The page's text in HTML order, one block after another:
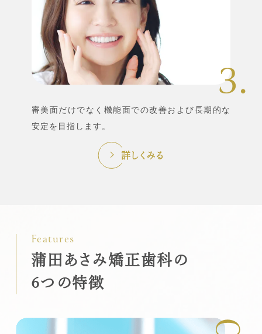
審美面だけでなく機能面での改善および長期的な
安定を目指します。
詳しくみる
蒲田あさみ矯正歯科の
6つの特徴